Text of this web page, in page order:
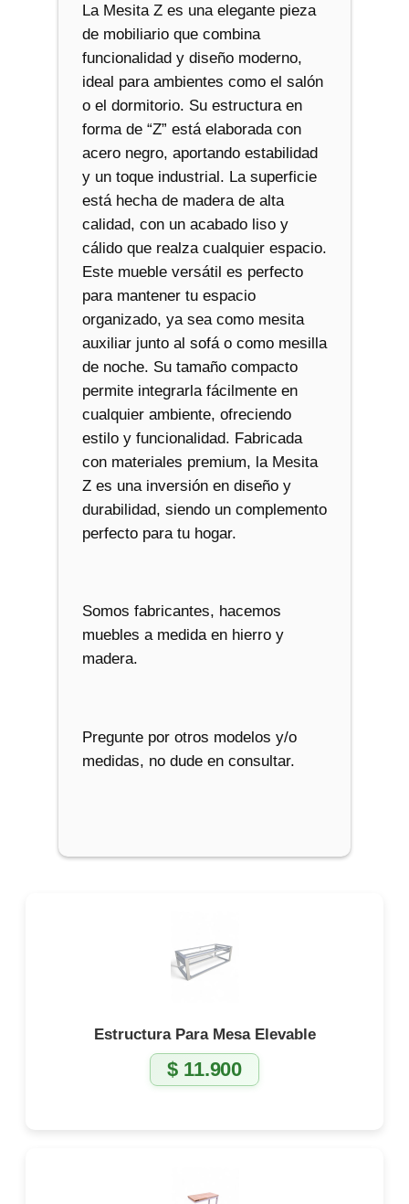
La Mesita Z es una elegante pieza
de mobiliario que combina
funcionalidad y diseño moderno,
ideal para ambientes como el salón
o el dormitorio. Su estructura en
forma de “Z” está elaborada con
acero negro, aportando estabilidad
y un toque industrial. La superficie
está hecha de madera de alta
calidad, con un acabado liso y
cálido que realza cualquier espacio.
Este mueble versátil es perfecto
para mantener tu espacio
organizado, ya sea como mesita
auxiliar junto al sofá o como mesilla
de noche. Su tamaño compacto
permite integrarla fácilmente en
cualquier ambiente, ofreciendo
estilo y funcionalidad. Fabricada
con materiales premium, la Mesita
Z es una inversión en diseño y
durabilidad, siendo un complemento
perfecto para tu hogar.
Somos fabricantes, hacemos
muebles a medida en hierro y
madera.
Pregunte por otros modelos y/o
medidas, no dude en consultar.
Estructura Para Mesa Elevable
$11.900